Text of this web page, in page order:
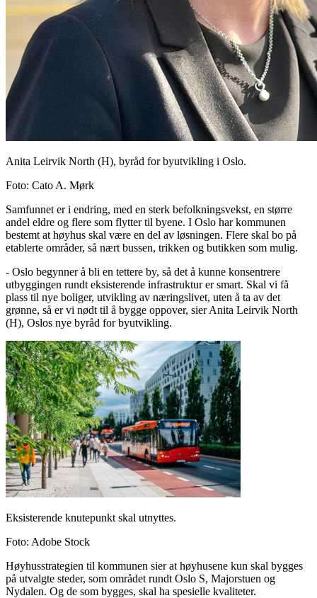
Anita Leirvik North (H), byråd for byutvikling i Oslo.
Foto: Cato A. Mørk
Samfunnet er i endring, med en sterk befolkningsvekst, en større
andel eldre og flere som flytter til byene. I Oslo har kommunen
bestemt at høyhus skal være en del av løsningen. Flere skal bo på
etablerte områder, så nært bussen, trikken og butikken som mulig.
- Oslo begynner å bli en tettere by, så det å kunne konsentrere
utbyggingen rundt eksisterende infrastruktur er smart. Skal vi få
plass til nye boliger, utvikling av næringslivet, uten å ta av det
grønne, så er vi nødt til å bygge oppover, sier Anita Leirvik North
(H), Oslos nye byråd for byutvikling.
Eksisterende knutepunkt skal utnyttes.
Foto: Adobe Stock
Høyhusstrategien til kommunen sier at høyhusene kun skal bygges
på utvalgte steder, som området rundt Oslo S, Majorstuen og
Nydalen. Og de som bygges, skal ha spesielle kvaliteter.